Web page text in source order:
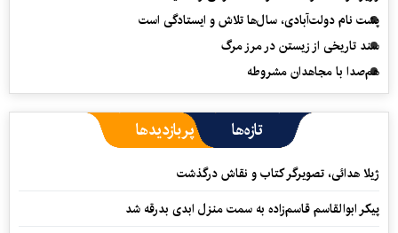
پشت نام دولت‌آبادی، سال‌ها تلاش و ایستادگی است
سند تاریخی از زیستن در مرز مرگ
هم‌صدا با مجاهدان مشروطه
تازه‌ها پربازدیدها
ژیلا هدائی، تصویرگر کتاب و نقاش درگذشت
پیکر ابوالقاسم قاسم‌زاده به سمت منزل ابدی بدرقه شد